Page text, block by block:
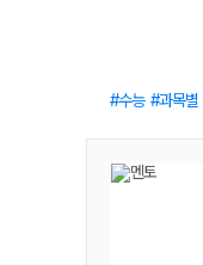
수능 과목별